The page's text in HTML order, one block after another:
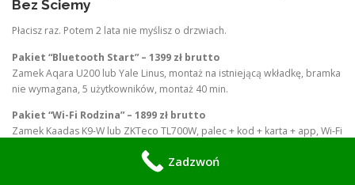
Bez Ściemy
Płacisz raz. Potem 2 lata nie myślisz o drzwiach.
Pakiet “Bluetooth Start” – 1399 zł brutto
Zamek Aqara U200 lub Yale Linus, montaż na istniejącą wkładkę, bramka
nie wymagana, 5 użytkowników, montaż 40 min.
Pakiet “Wi-Fi Rodzina” – 1899 zł brutto
Zamek Kaadas K9-W lub ZKTeco TL700W, palec + kod + karta + app, Wi-Fi
Pakiet “Wynajem Raszyn” – 2299 zł brutto
Zadzwoń